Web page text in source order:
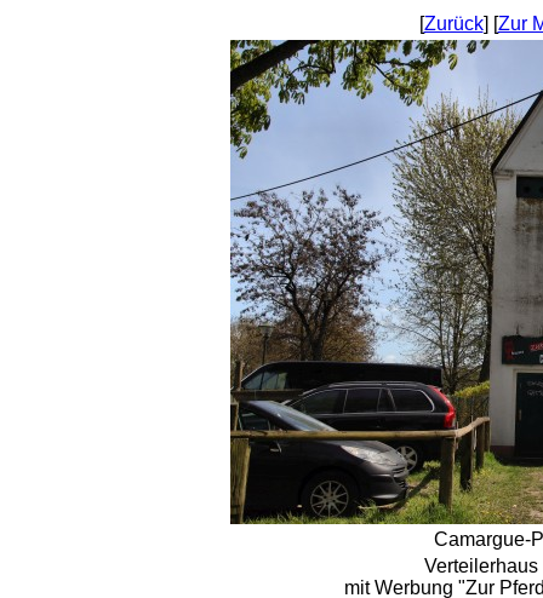
[Zurück] [Zur
Camargue-
mit Werbung "Zur